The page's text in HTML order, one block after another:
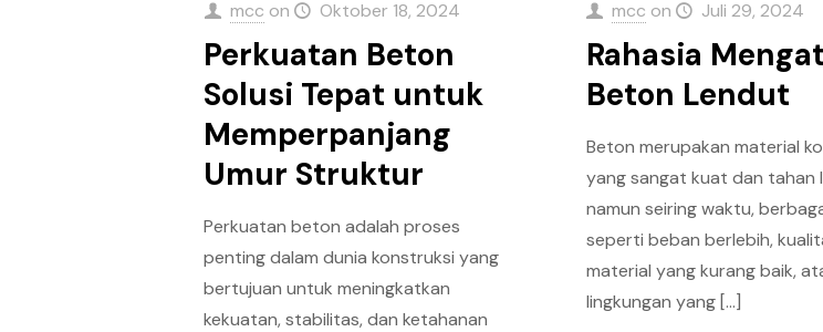
mcc on Oktober 18, 2024
Perkuatan Beton
Solusi Tepat untuk
Memperpanjang
Umur Struktur
Perkuatan beton adalah proses
penting dalam dunia konstruksi yang
bertujuan untuk meningkatkan
kekuatan, stabilitas, dan ketahanan
mcc on Juli 29, 2024
Rahasia
Beton Lendut
Beton merupakan material
yang sangat kuat dan tahan
namun seiring waktu,
seperti beban berlebih,
material yang kurang baik,
lingkungan yang[…]